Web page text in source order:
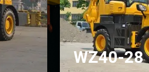
WZ40-28